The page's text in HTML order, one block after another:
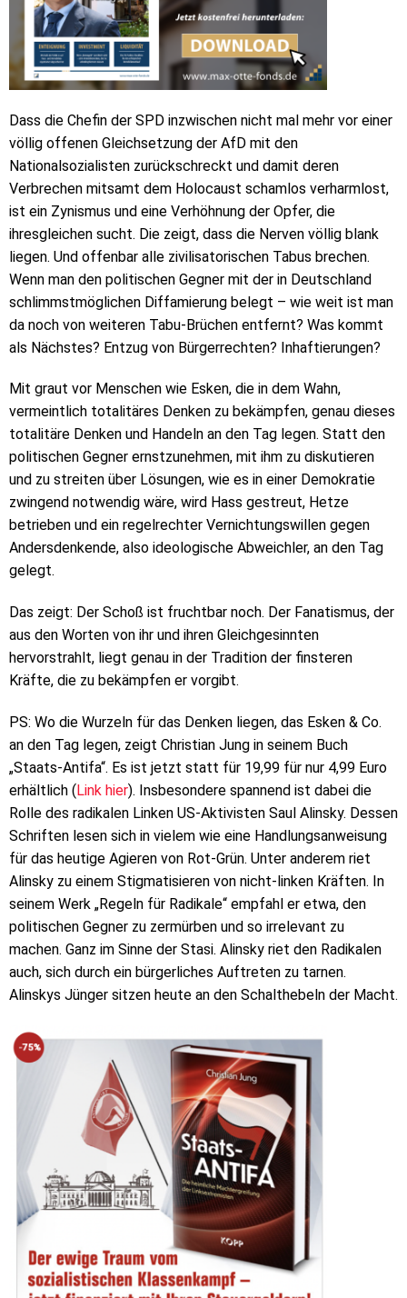
Dass die Chefin der SPD inzwischen nicht mal mehr vor einer
völlig offenen Gleichsetzung der AfD mit den
Nationalsozialisten zurückschreckt und damit deren
Verbrechen mitsamt dem Holocaust schamlos verharmlost,
ist ein Zynismus und eine Verhöhnung der Opfer, die
ihresgleichen sucht. Die zeigt, dass die Nerven völlig blank
liegen. Und offenbar alle zivilisatorischen Tabus brechen.
Wenn man den politischen Gegner mit der in Deutschland
schlimmstmöglichen Diffamierung belegt – wie weit ist man
da noch von weiteren Tabu-Brüchen entfernt? Was kommt
als Nächstes? Entzug von Bürgerrechten? Inhaftierungen?
Mit graut vor Menschen wie Esken, die in dem Wahn,
vermeintlich totalitäres Denken zu bekämpfen, genau dieses
totalitäre Denken und Handeln an den Tag legen. Statt den
politischen Gegner ernstzunehmen, mit ihm zu diskutieren
und zu streiten über Lösungen, wie es in einer Demokratie
zwingend notwendig wäre, wird Hass gestreut, Hetze
betrieben und ein regelrechter Vernichtungswillen gegen
Andersdenkende, also ideologische Abweichler, an den Tag
gelegt.
Das zeigt: Der Schoß ist fruchtbar noch. Der Fanatismus, der
aus den Worten von ihr und ihren Gleichgesinnten
hervorstrahlt, liegt genau in der Tradition der finsteren
Kräfte, die zu bekämpfen er vorgibt.
PS: Wo die Wurzeln für das Denken liegen, das Esken & Co.
an den Tag legen, zeigt Christian Jung in seinem Buch
„Staats-Antifa“. Es ist jetzt statt für 19,99 für nur 4,99 Euro
erhältlich (Link hier). Insbesondere spannend ist dabei die
Rolle des radikalen Linken US-Aktivisten Saul Alinsky. Dessen
Schriften lesen sich in vielem wie eine Handlungsanweisung
für das heutige Agieren von Rot-Grün. Unter anderem riet
Alinsky zu einem Stigmatisieren von nicht-linken Kräften. In
seinem Werk „Regeln für Radikale“ empfahl er etwa, den
politischen Gegner zu zermürben und so irrelevant zu
machen. Ganz im Sinne der Stasi. Alinsky riet den Radikalen
auch, sich durch ein bürgerliches Auftreten zu tarnen.
Alinskys Jünger sitzen heute an den Schalthebeln der Macht.